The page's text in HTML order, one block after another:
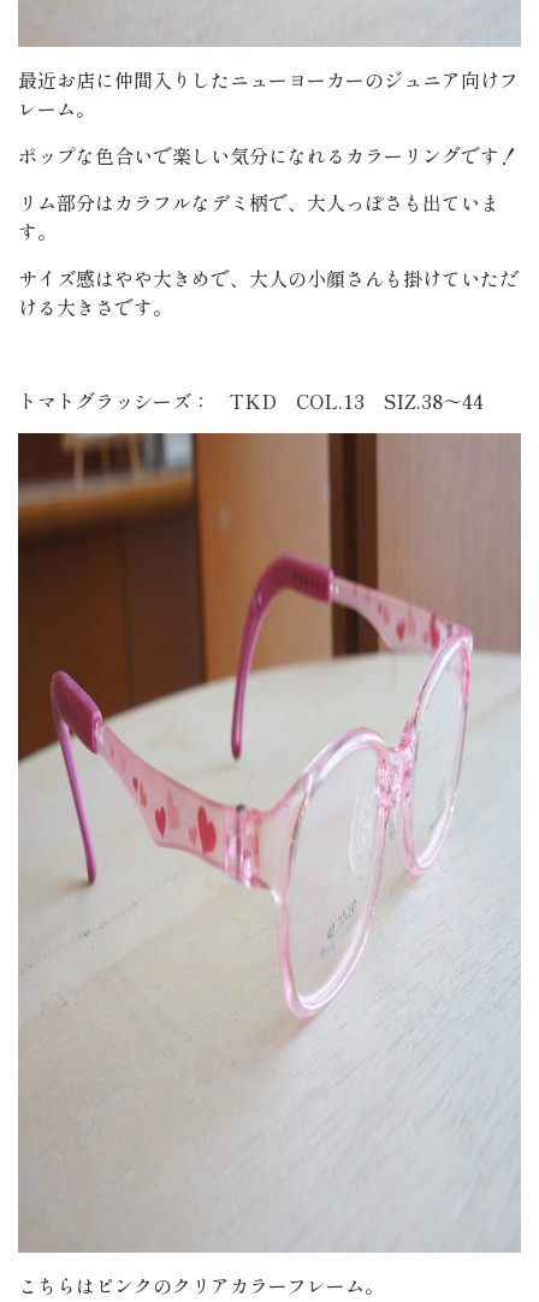
最近お店に仲間入りしたニューヨーカーのジュニア向けフ
レーム。
ポップな色合いで楽しい気分になれるカラーリングです！
リム部分はカラフルなデミ柄で、大人っぽさも出ていま
す。
サイズ感はやや大きめで、大人の小顔さんも掛けていただ
ける大きさです。
トマトグラッシーズ： TKD COL.13 SIZ.38～44
こちらはピンクのクリアカラーフレーム。